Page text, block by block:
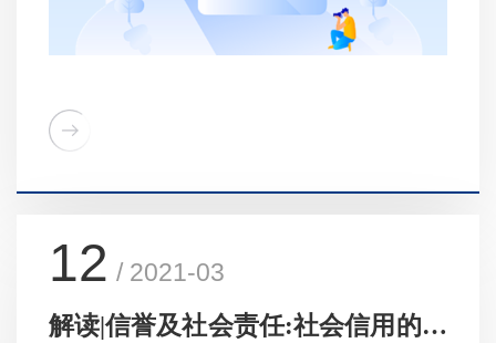
12 / 2021-03
解读|信誉及社会责任:社会信用的概